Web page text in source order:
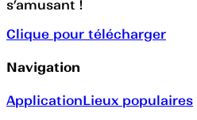
s’amusant !
Clique pour télécharger
Navigation
ApplicationLieux populaires